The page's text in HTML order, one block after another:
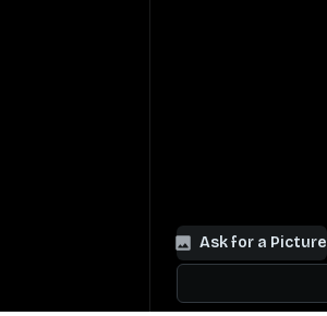
Ask for a Picture